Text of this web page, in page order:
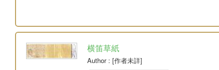
横笛草紙
Author: [作者未詳]